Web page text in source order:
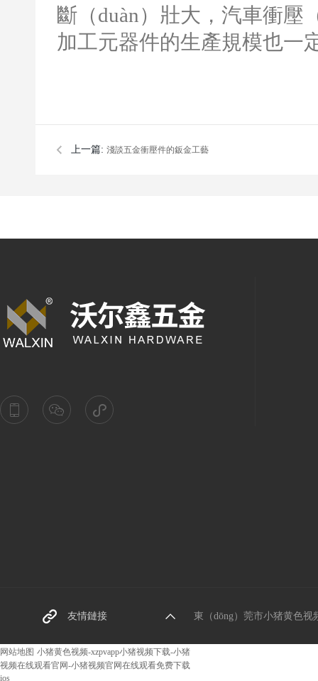
斷（duàn）壯大，汽車衝壓
加工元器件的生產規模也一
上一篇: 淺談五金衝壓件的鈑金工藝
友情鏈接
東莞螺絲廠家（jiā）
東（dōng）莞市小猪黄色
网站地图 小猪黄色视频-xzpvapp小猪视频下载-小猪
视频在线观看官网-小猪视频官网在线观看免费下载
ios